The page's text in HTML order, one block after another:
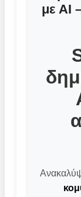
με AI